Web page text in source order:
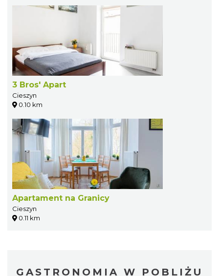
3 Bros' Apart
Cieszyn
0.10 km
Apartament na Granicy
Cieszyn
0.11 km
GASTRONOMIA W POBLIŻU